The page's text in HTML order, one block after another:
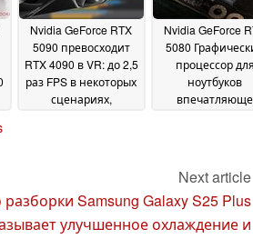
Nvidia GeForce RTX
5090 превосходит
RTX 4090 в VR: до 2,5
раз FPS в некоторых
сценариях,
Nvidia GeForce
5080
процессор для
ноутбуков
впечатляюще
06
2025
Next article
разборки Samsung Galaxy S25 Plus
улучшенное охлаждение и